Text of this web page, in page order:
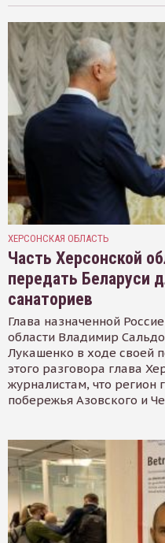
ХЕРСОНСКАЯ ОБЛАСТЬ
Часть Херсонской
передать Беларуси
санаториев
Глава назначенной
области Владимир
Лукашенко в ходе своей
этого разговора глава
журналистам, что регион
побережья Азовского и